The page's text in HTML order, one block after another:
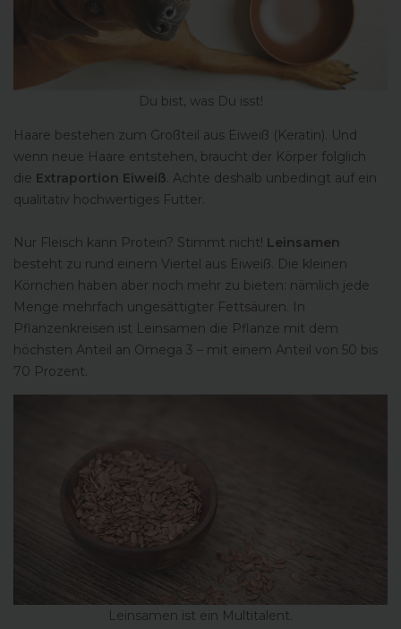
Du bist, was Du isst!
Haare bestehen zum Großteil aus Eiweiß (Keratin). Und
wenn neue Haare entstehen, braucht der Körper folglich
die Extraportion Eiweiß. Achte deshalb unbedingt auf ein
qualitativ hochwertiges Futter.
Nur Fleisch kann Protein? Stimmt nicht! Leinsamen
besteht zu rund einem Viertel aus Eiweiß. Die kleinen
Körnchen haben aber noch mehr zu bieten: nämlich jede
Menge mehrfach ungesättigter Fettsäuren. In
Pflanzenkreisen ist Leinsamen die Pflanze mit dem
höchsten Anteil an Omega 3 – mit einem Anteil von 50 bis
70 Prozent.
Leinsamen ist ein Multitalent.